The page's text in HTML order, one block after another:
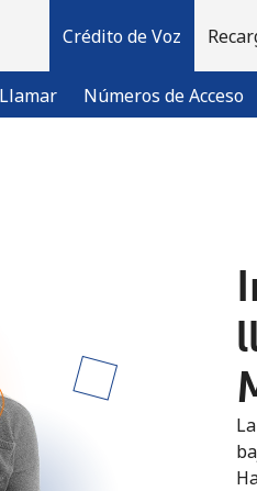
Crédito de Voz
Números de Acceso
¿Ya tienes una cuenta?
Regístrate